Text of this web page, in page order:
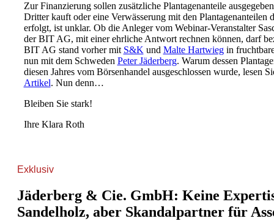
Zur Finanzierung sollen zusätzliche Plantagenanteile
Dritter kauft oder eine Verwässerung mit den Plantagenanteilen
erfolgt, ist unklar. Ob die Anleger vom Webinar-Veranstalter
der BIT AG, mit einer ehrliche Antwort rechnen können, darf
BIT AG stand vorher mit S&K und Malte Hartwiegin
nun mit dem Schweden Peter Jäderberg. Warum dessen
diesen Jahres vom Börsenhandel ausgeschlossen wurde, lesen
Artikel. Nun denn…
Bleiben Sie stark!
Ihre Klara Roth
Exklusiv
Jäderberg & Cie. GmbH: Keine
Sandelholz, aber Skandalpartner für